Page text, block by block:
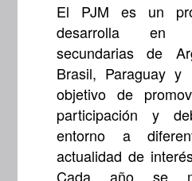
El PJM es un
desarrolla en
secundarias de
Brasil, Paraguay y
objetivo de
participación y
entorno a
actualidad de
Cada año se